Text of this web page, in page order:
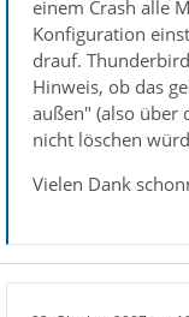
einem Crash alle
Konfiguration
drauf.
Hinweis, ob das
außen" (also über
nicht löschen
Vielen Dank